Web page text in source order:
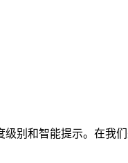
别和智能提示。在我